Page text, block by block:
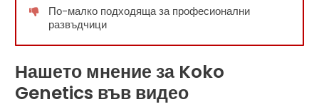
По-малко подходяща за професионални
развъдчици
Нашето мнение за Koko
Genetics във видео